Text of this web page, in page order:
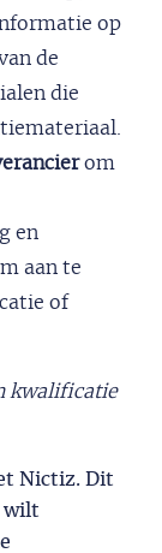
op
de
die
om
en
aan te
of
kwalificatie
Nictiz. Dit
wilt